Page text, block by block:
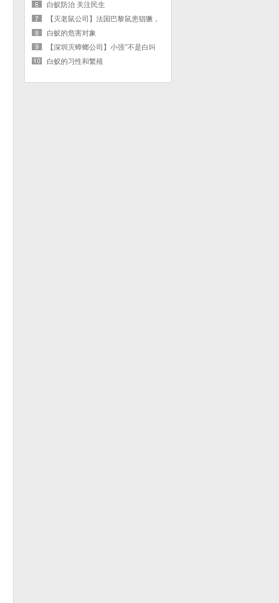
方法
白蚁防治 关注民生
【灭老鼠公司】法国巴黎鼠患猖獗，
政府为灭鼠已花上千万元
白蚁的危害对象
【深圳灭蟑螂公司】小强”不是白叫
的! 蟑螂的厉害远超你的想象!
白蚁的习性和繁殖